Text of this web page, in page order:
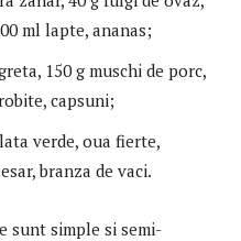
ml lapte, ananas;
150 g muschi de porc,
capsuni;
verde, oua fierte,
branza de vaci.
sunt simple si semi-